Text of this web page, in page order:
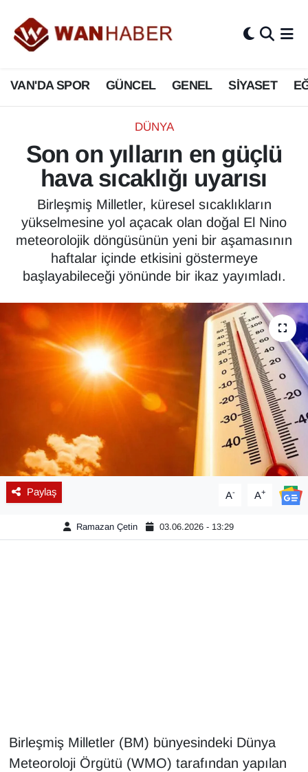
VAN'DA SPOR GÜNCEL GENEL SİYASET
DÜNYA
Son on yılların en güçlü
hava sıcaklığı uyarısı
Birleşmiş Milletler, küresel sıcaklıkların
yükselmesine yol açacak olan doğal El Nino
meteorolojik döngüsünün yeni bir aşamasının
haftalar içinde etkisini göstermeye
başlayabileceği yönünde bir ikaz yayımladı.
Paylaş A- A+
Ramazan Çetin 03.06.2026 - 13:29
Birleşmiş Milletler (BM) bünyesindeki Dünya
Meteoroloji Örgütü (WMO) tarafından yapılan
3.SAYFA
ASAYİŞ
BİLİM VE TEKNOLOJİ
Biyografi
ÇEVRE
Deprem
Diğer
DÜNYA
EKONOMİ
Eleman
En çok konuşulanlar
İngilizce
Van Nöbetçi Eczaneler
Van Hava Durumu
Van Namaz Vakitleri
Van Trafik Yoğunluk Haritası
Süper Lig Puan Durumu ve Fikstür
Tüm Manşetler
Son Dakika Haberleri